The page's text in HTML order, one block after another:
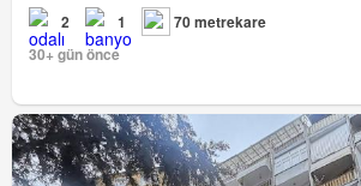
2 1
70 metrekare
30+ gün önce